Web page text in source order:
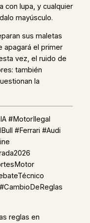
con lupa, y cualquier
mayúsculo.
sus maletas
apagará el primer
vez, el ruido de
también
la
#MotorIlegal
#Ferrari #Audi
reglas en